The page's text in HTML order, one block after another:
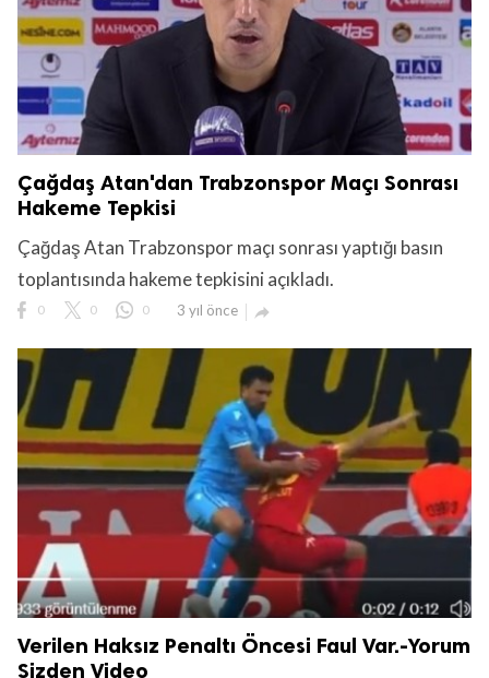
Çağdaş Atan'dan Trabzonspor Maçı Sonrası
Hakeme Tepkisi
Çağdaş Atan Trabzonspor maçı sonrası yaptığı basın
toplantısında hakeme tepkisini açıkladı.
0 0 0 3 yıl önce 
Verilen Haksız Penaltı Öncesi Faul Var.-Yorum
Sizden Video